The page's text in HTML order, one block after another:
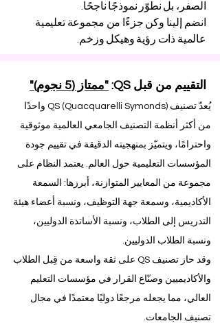
الصفر، بل نطوّر نموذجًا ناجحًا.
انضم إلينا وكن جزءًا من مجموعة تعليمية
عالمية ذات رؤية وهيكل وزخم.
التقييم من قبل QS: "ممتاز (5 نجوم)"
يُعدّ تصنيف QS (Quacquarelli Symonds) واحدًا
من أكثر أنظمة التصنيف الجامعي العالمية موثوقية
واحترامًا، ويتميّز بمنهجيته الدقيقة في تقييم جودة
المؤسسات التعليمية حول العالم. يعتمد النظام على
مجموعة من المعايير المتوازنة، أبرزها: السمعة
الأكاديمية، وسمعة جهة التوظيف، ونسبة أعضاء هيئة
التدريس إلى الطلاب، ونسبة الأساتذة الدوليين،
ونسبة الطلاب الدوليين.
وقد حاز تصنيف QS على ثقة واسعة من قِبل الطلاب
والأكاديميين وصنّاع القرار في مؤسسات التعليم
العالي، مما يجعله مرجعًا دوليًا معتمدًا في مجال
تصنيف الجامعات.